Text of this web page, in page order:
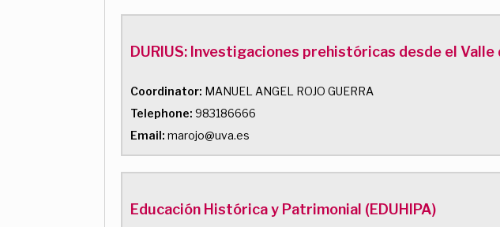
DURIUS: Investigaciones prehistóricas desde el Valle
Coordinator: MANUEL ANGEL ROJO GUERRA
Telephone: 983186666
Email: marojo@uva.es
Educación Histórica y Patrimonial (EDUHIPA)